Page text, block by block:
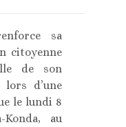
sa
citoyenne
de son
lors d’une
le lundi 8
Konda, au